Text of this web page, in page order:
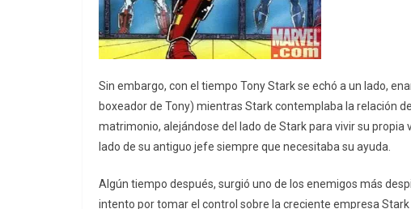
Sin embargo, con el tiempo Tony Stark se echó a un lado,
boxeador de Tony) mientras Stark contemplaba la relación
matrimonio, alejándose del lado de Stark para vivir su
lado de su antiguo jefe siempre que necesitaba su ayuda.
Algún tiempo después, surgió uno de los enemigos más
intento por tomar el control sobre la creciente empresa